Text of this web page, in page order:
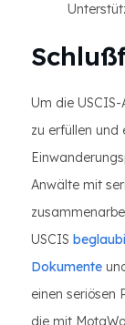
Um die
zu erfüllen und
Anwälte mit
USCIS
Dokumente
einen seriösen